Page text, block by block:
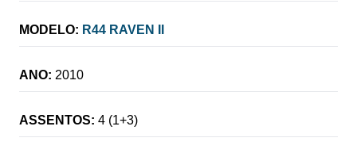
MODELO: R44 RAVEN II
ANO: 2010
ASSENTOS: 4 (1+3)